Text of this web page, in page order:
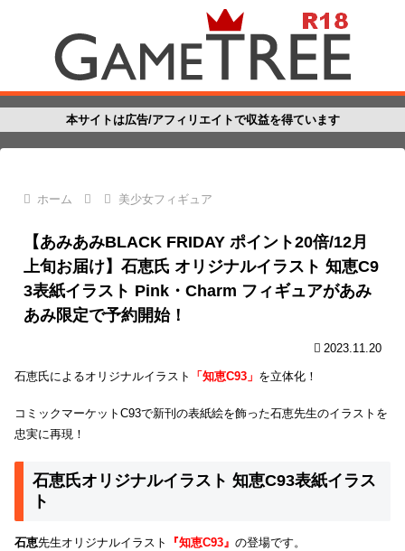
本サイトは広告/アフィリエイトで収益を得ています
ホーム 美少女フィギュア
【あみあみBLACK FRIDAY ポイント20倍/12月
上旬お届け】石恵氏 オリジナルイラスト 知恵C9
3表紙イラスト Pink・Charm フィギュアがあみ
あみ限定で予約開始！
2023.11.20
石恵氏によるオリジナルイラスト 「知恵C93」 を立体化！
コミックマーケットC93で新刊の表紙絵を飾った石恵先生のイラストを
忠実に再現！
石恵氏オリジナルイラスト 知恵C93表紙イラス
ト
石恵先生オリジナルイラスト 『知恵C93』 の登場です。